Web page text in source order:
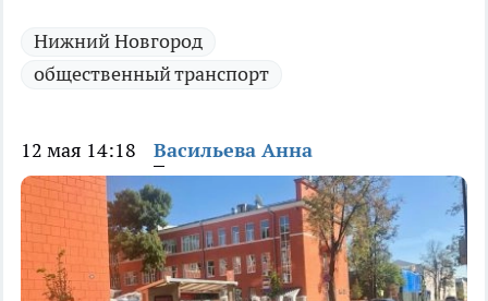
Нижний Новгород
общественный транспорт
12 мая 14:18 Васильева Анна